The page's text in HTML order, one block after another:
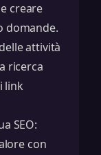
creare
domande.
attività
ricerca
link
SEO:
con